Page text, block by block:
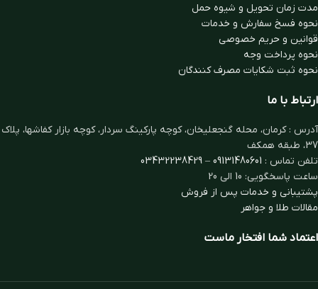
مدت زمان تحويل و شیوه حمل
نحوه فسخ سفارش و خدمات
قوانین و حریم خصوصی
نحوه پرداخت وجه
نحوه ثبت شكايات مصرف كنندگان
ارتباط با ما
آدرس : کرمان، محله گنجعلیخان، کوچه پارکینگ سردار، کوچه بازار کفاشها، پلاک
37، طبقه همکف
تلفن تماس : 09131480601
–
03432238429
ساعت پاسخگویی: 10 الی 20
پشتیبانی و خدمات پس از فروش
مقالات طلا و جواهر
اعتماد شما افتخار ماست